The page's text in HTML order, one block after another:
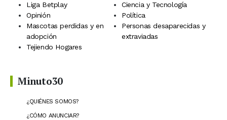
Liga Betplay
Ciencia y Tecnología
Opinión
Política
Mascotas perdidas y en
adopción
Personas desaparecidas y
extraviadas
Tejiendo Hogares
Minuto30
¿QUIÉNES SOMOS?
¿CÓMO ANUNCIAR?